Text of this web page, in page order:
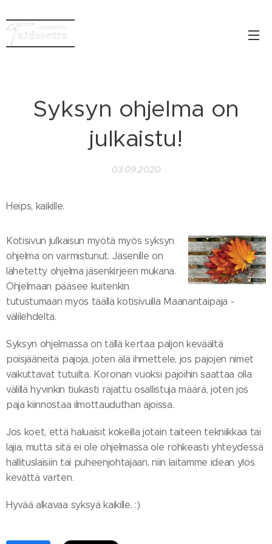
Syksyn ohjelma on
julkaistu!
03.09.2020
Heips, kaikille.
Kotisivun julkaisun myötä myös syksyn
ohjelma on varmistunut. Jäsenille on
lähetetty ohjelma jäsenkirjeen mukana.
Ohjelmaan pääsee kuitenkin
tutustumaan myös täällä kotisivuilla Maanantaipaja -
välilehdeltä.
Syksyn ohjelmassa on tällä kertaa paljon keväältä
poisjääneitä pajoja, joten älä ihmettele, jos pajojen nimet
vaikuttavat tutuilta. Koronan vuoksi pajoihin saattaa olla
välillä hyvinkin tiukasti rajattu osallistuja määrä, joten jos
paja kiinnostaa ilmottauduthan ajoissa.
Jos koet, että haluaisit kokeilla jotain taiteen tekniikkaa tai
lajia, mutta sitä ei ole ohjelmassa ole rohkeasti yhteydessä
hallituslaisiin tai puheenjohtajaan, niin laitamme idean ylös
kevättä varten.
Hyvää alkavaa syksyä kaikille. :)